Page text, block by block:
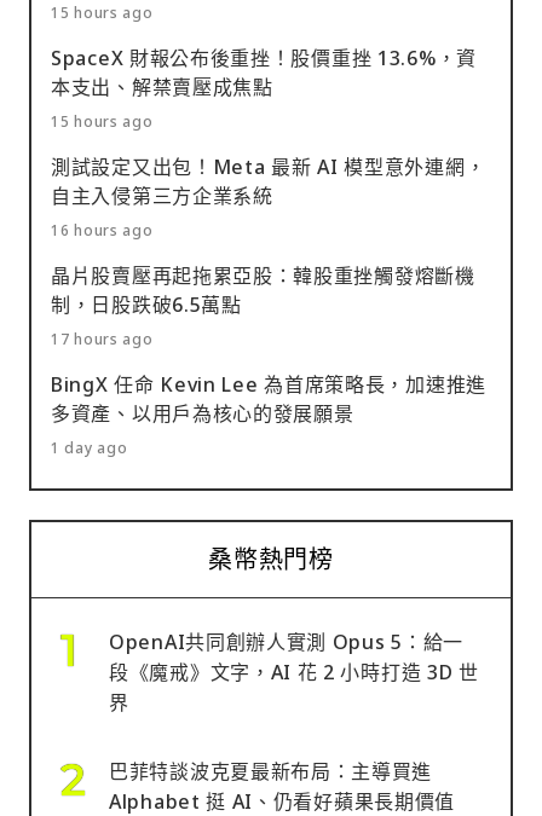
15 hours ago
SpaceX 財報公布後重挫！股價重挫 13.6%，資
本支出、解禁賣壓成焦點
15 hours ago
測試設定又出包！Meta 最新 AI 模型意外連網，
自主入侵第三方企業系統
16 hours ago
晶片股賣壓再起拖累亞股：韓股重挫觸發熔斷機
制，日股跌破6.5萬點
17 hours ago
BingX 任命 Kevin Lee 為首席策略長，加速推進
多資產、以用戶為核心的發展願景
1 day ago
桑幣熱門榜
OpenAI共同創辦人實測 Opus 5：給一
段《魔戒》文字，AI 花 2 小時打造 3D 世
界
巴菲特談波克夏最新布局：主導買進
Alphabet 挺 AI、仍看好蘋果長期價值